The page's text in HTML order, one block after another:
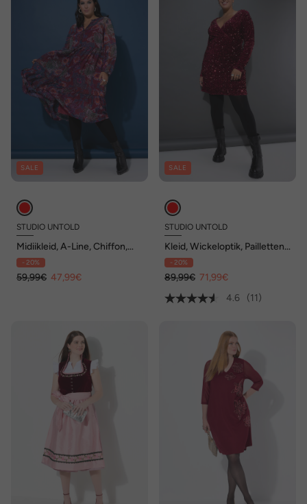
SALE
STUDIO UNTOLD
Midiikleid, A-Line, Chiffon,
Paisley Print, Glitzer
- 20%
59,99€ 47,99€
SALE
STUDIO UNTOLD
Kleid, Wickeloptik, Pailletten,
V-Ausschnitt
- 20%
89,99€ 71,99€
4.6
(11)